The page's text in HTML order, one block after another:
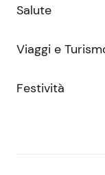
Salute
Viaggi e
Festività